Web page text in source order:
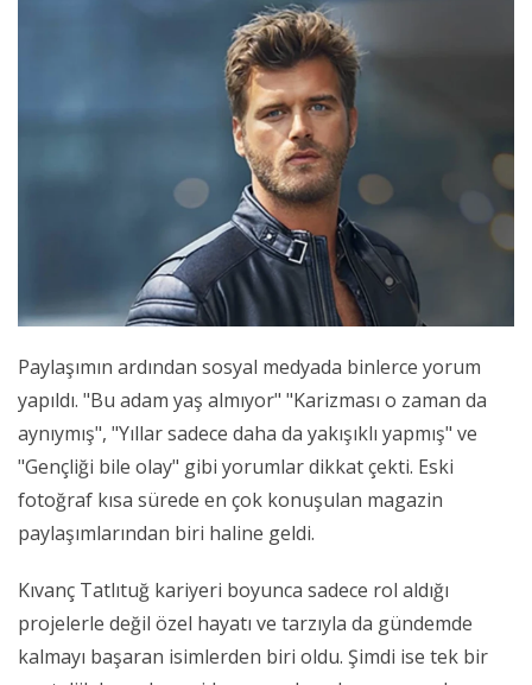
Paylaşımın ardından sosyal medyada binlerce yorum
yapıldı. "Bu adam yaş almıyor" "Karizması o zaman da
aynıymış", "Yıllar sadece daha da yakışıklı yapmış" ve
"Gençliği bile olay" gibi yorumlar dikkat çekti. Eski
fotoğraf kısa sürede en çok konuşulan magazin
paylaşımlarından biri haline geldi.
Kıvanç Tatlıtuğ kariyeri boyunca sadece rol aldığı
projelerle değil özel hayatı ve tarzıyla da gündemde
kalmayı başaran isimlerden biri oldu. Şimdi ise tek bir